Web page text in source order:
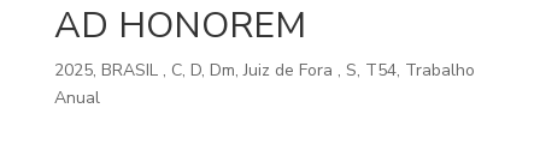
AD HONOREM
2025, BRASIL , C, D, Dm,Juiz de Fora , S, T54, Trabalho
Anual